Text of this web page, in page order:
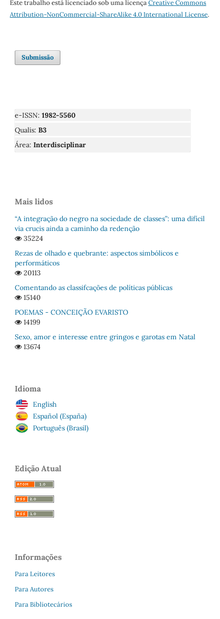
Este trabalho está licenciado sob uma licençaCreative Commons
Attribution-NonCommercial-ShareAlike 4.0 International License.
Submissão
e-ISSN: 1982-5560
Qualis: B3
Área: Interdisciplinar
Mais lidos
“A integração do negro na sociedade de classes”: uma difícil
via crucis ainda a caminho da redenção
35224
Rezas de olhado e quebrante: aspectos simbólicos e
performáticos
20113
Comentando as classifcações de políticas públicas
15140
POEMAS - CONCEIÇÃO EVARISTO
14199
Sexo, amor e interesse entre gringos e garotas em Natal
13674
Idioma
English
Español (España)
Português (Brasil)
Edição Atual
Informações
Para Leitores
Para Autores
Para Bibliotecários